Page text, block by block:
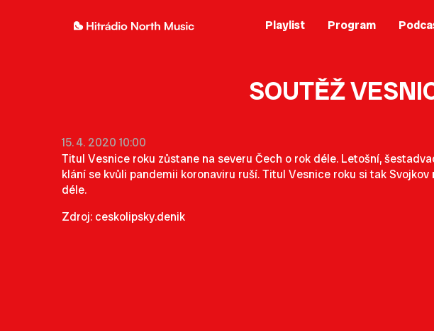
Playlist Program
SOUTĚŽ
15. 4. 2020 10:00
Titul Vesnice roku zůstane na severu Čech o rok déle. Letošní,
klání se kvůli pandemii koronaviru ruší. Titul Vesnice roku si tak Svojkov
déle.
Zdroj: ceskolipsky.denik